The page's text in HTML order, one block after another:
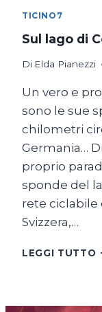
TICINO7
Sul lago di
Di Elda Pianezzi
Un vero e
sono le sue
chilometri
Germania…
proprio
sponde del
rete ciclabile
Svizzera,…
LEGGI TUTTO